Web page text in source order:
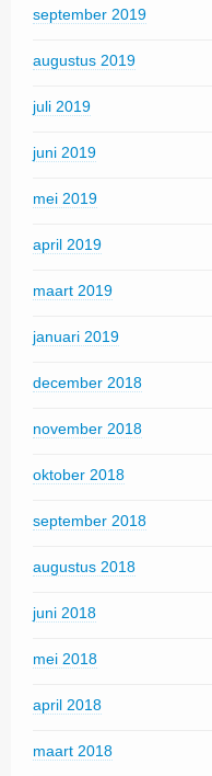
september 2019
augustus 2019
juli 2019
juni 2019
mei 2019
april 2019
maart 2019
januari 2019
december 2018
november 2018
oktober 2018
september 2018
augustus 2018
juni 2018
mei 2018
april 2018
maart 2018